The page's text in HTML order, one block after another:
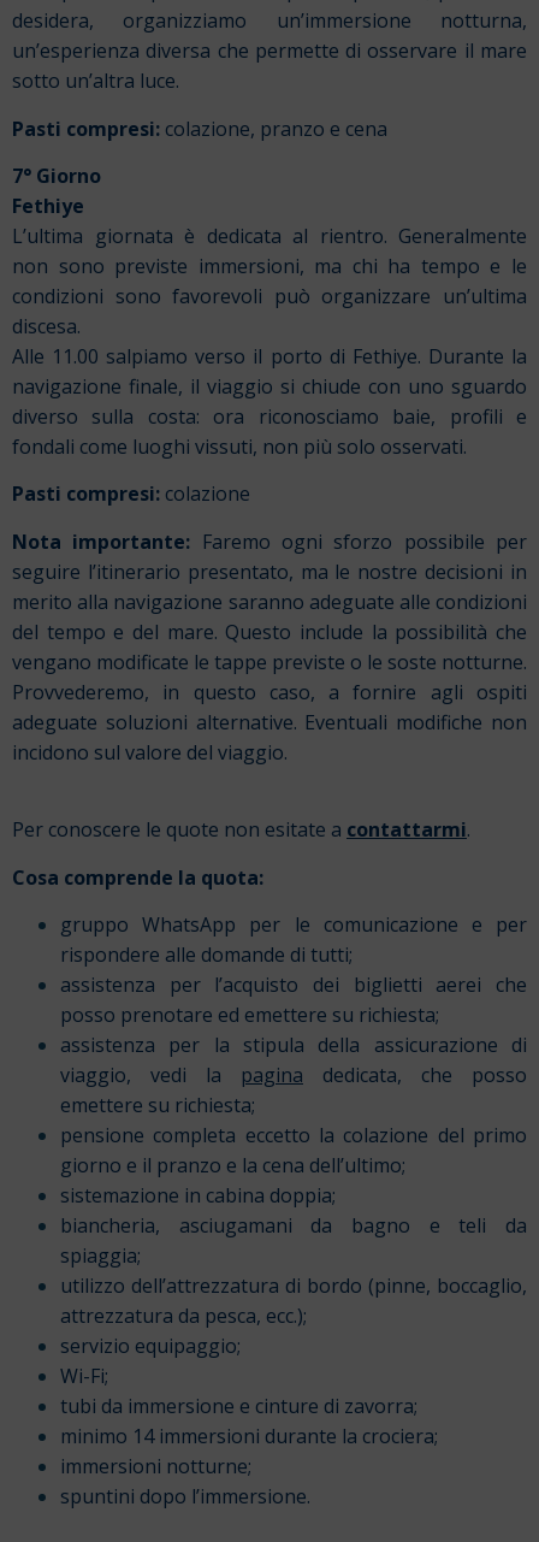
desidera, organizziamo un’immersione notturna,
un’esperienza diversa che permette di osservare il mare
sotto un’altra luce.
Pasti compresi: colazione, pranzo e cena
7° Giorno
Fethiye
L’ultima giornata è dedicata al rientro. Generalmente
non sono previste immersioni, ma chi ha tempo e le
condizioni sono favorevoli può organizzare un’ultima
discesa.
Alle 11.00 salpiamo verso il porto di Fethiye. Durante la
navigazione finale, il viaggio si chiude con uno sguardo
diverso sulla costa: ora riconosciamo baie, profili e
fondali come luoghi vissuti, non più solo osservati.
Pasti compresi: colazione
Nota importante: Faremo ogni sforzo possibile per
seguire l’itinerario presentato, ma le nostre decisioni in
merito alla navigazione saranno adeguate alle condizioni
del tempo e del mare. Questo include la possibilità che
vengano modificate le tappe previste o le soste notturne.
Provvederemo, in questo caso, a fornire agli ospiti
adeguate soluzioni alternative. Eventuali modifiche non
incidono sul valore del viaggio.
Per conoscere le quote non esitate a contattarmi.
Cosa comprende la quota:
gruppo WhatsApp per le comunicazione e per
rispondere alle domande di tutti;
assistenza per l’acquisto dei biglietti aerei che
posso prenotare ed emettere su richiesta;
assistenza per la stipula della assicurazione di
viaggio, vedi la pagina dedicata, che posso
emettere su richiesta;
pensione completa eccetto la colazione del primo
giorno e il pranzo e la cena dell’ultimo;
sistemazione in cabina doppia;
biancheria, asciugamani da bagno e teli da
spiaggia;
utilizzo dell’attrezzatura di bordo (pinne, boccaglio,
attrezzatura da pesca, ecc.);
servizio equipaggio;
Wi-Fi;
tubi da immersione e cinture di zavorra;
minimo 14 immersioni durante la crociera;
immersioni notturne;
spuntini dopo l’immersione.